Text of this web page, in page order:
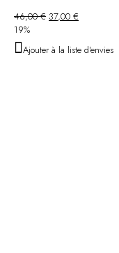
46,00€ Le
était :
37,00 €
est :
19%
Ajouter à la liste d'envies